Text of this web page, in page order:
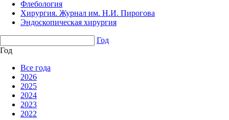
Флебология
Хирургия. Журнал им. Н.И. Пирогова
Эндоскопическая хирургия
Год
Год
Все года
2026
2025
2024
2023
2022